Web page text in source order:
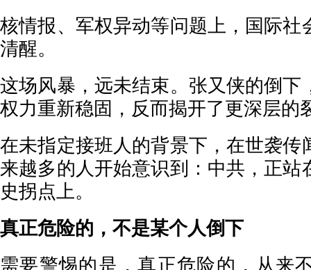
核情报、军权异动等问题上，国际社
清醒。
这场风暴，远未结束。张又侠的倒下
权力重新稳固，反而揭开了更深层的
在未指定接班人的背景下，在世袭传
来越多的人开始意识到：中共，正站
史拐点上。
真正危险的，不是某个人倒下
需要警惕的是，真正危险的，从来